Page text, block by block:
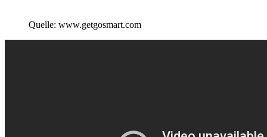
Quelle: www.getgosmart.com